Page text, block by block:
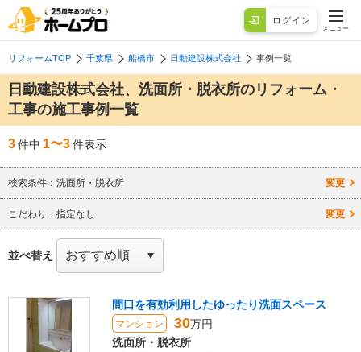
ログイン
メニュー
リフォームTOP 千葉県 船橋市 日動建設株式会社 事例一覧
日動建設株式会社、洗面所・脱衣所のリフォーム・
工事の施工事例一覧
3件中 1〜3件表示
検索条件： 洗面所・脱衣所 変更
こだわり： 指定なし 変更
並べ替え
間口を有効利用したゆったり洗面スペース
マンション 30万円
洗面所・脱衣所